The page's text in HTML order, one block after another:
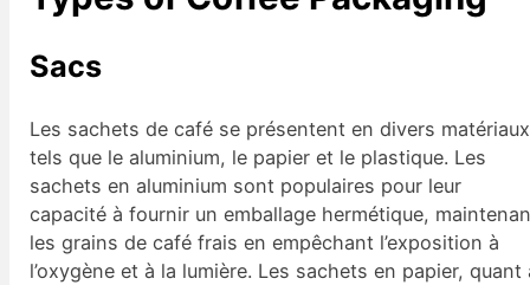
Sacs
Les sachets de café se présentent en divers matériaux
tels que le aluminium, le papier et le plastique. Les
sachets en aluminium sont populaires pour leur
capacité à fournir un emballage hermétique,
les grains de café frais en empêchant l’exposition à
l’oxygène et à la lumière. Les sachets en papier, quant